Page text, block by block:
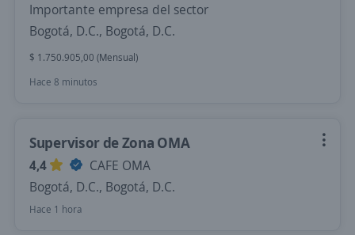
Importante empresa del sector
Bogotá, D.C., Bogotá, D.C.
$ 1.750.905,00 (Mensual)
Hace 8 minutos
Supervisor de Zona OMA
4,4
CAFE OMA
Bogotá, D.C., Bogotá, D.C.
Hace 1 hora